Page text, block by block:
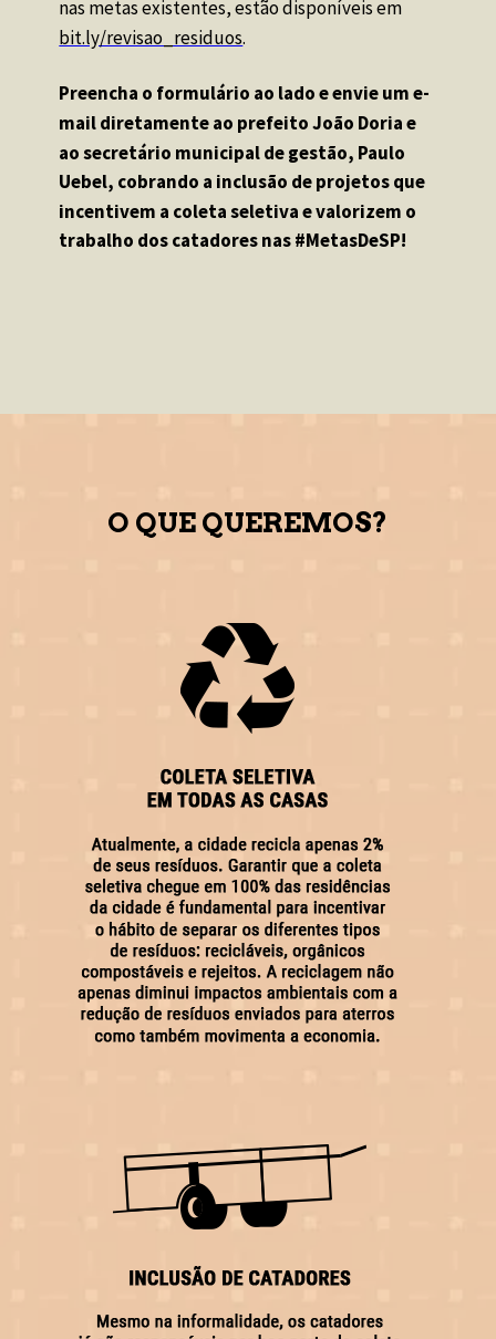
bit.ly/revisao_residuos.
Preencha o formulário ao lado e envie um e-
mail diretamente ao prefeito João Doria e
ao secretário municipal de gestão, Paulo
Uebel, cobrando a inclusão de projetos que
incentivem a coleta seletiva e valorizem o
trabalho dos catadores nas #MetasDeSP!
O QUE QUEREMOS?